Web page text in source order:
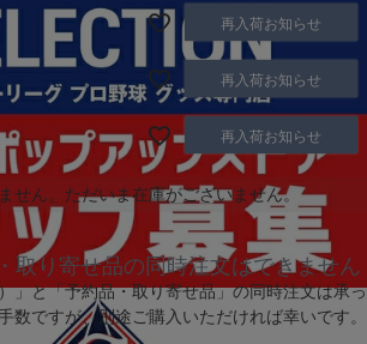
再入荷お知らせ
再入荷お知らせ
再入荷お知らせ
せん。ただいま在庫がございません。
取り寄せ品の同時注文はできません
」と「予約品・取り寄せ品」の同時注文は承っ
数ですが、別途ご購入いただければ幸いです。